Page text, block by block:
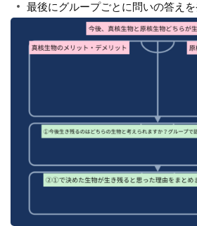
最後にグループごとに問いの答えを